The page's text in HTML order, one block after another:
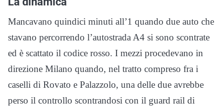
Mancavano quindici minuti all’1 quando due auto che
stavano percorrendo l’autostrada A4 si sono scontrate
ed è scattato il codice rosso. I mezzi procedevano in
direzione Milano quando, nel tratto compreso fra i
caselli di Rovato e Palazzolo, una delle due avrebbe
perso il controllo scontrandosi con il guard rail di